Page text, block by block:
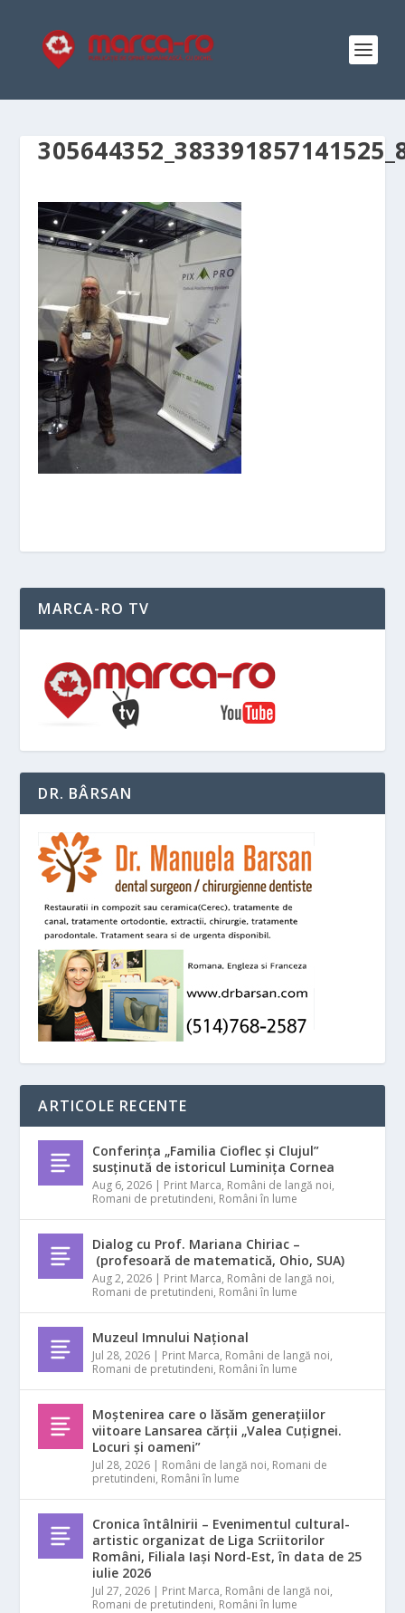
MARCA-RO TV
DR. BÂRSAN
ARTICOLE RECENTE
Conferința „Familia Cioflec și Clujul”
susținută de istoricul Luminița Cornea
Aug 6, 2026 | Print Marca, Români de langă noi,
Romani de pretutindeni, Români în lume
Dialog cu Prof. Mariana Chiriac –
(profesoară de matematică, Ohio, SUA)
Aug 2, 2026 | Print Marca, Români de langă noi,
Romani de pretutindeni, Români în lume
Muzeul Imnului Național
Jul 28, 2026 | Print Marca, Români de langă noi,
Romani de pretutindeni, Români în lume
Moștenirea care o lăsăm generațiilor
viitoare Lansarea cărții „Valea Cuțignei.
Locuri și oameni”
Jul 28, 2026 | Români de langă noi, Romani de
pretutindeni, Români în lume
Cronica întâlnirii – Evenimentul cultural-
artistic organizat de Liga Scriitorilor
Români, Filiala Iași Nord-Est, în data de 25
iulie 2026
Jul 27, 2026 | Print Marca, Români de langă noi,
Romani de pretutindeni, Români în lume